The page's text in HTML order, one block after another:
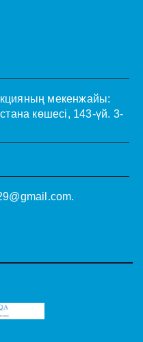
мекенжайы:
көшесі, 143-үй. 3-
.